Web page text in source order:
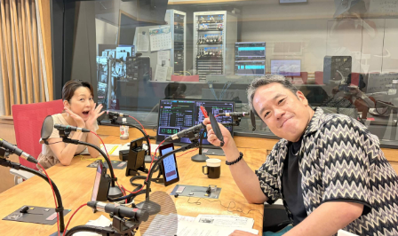
金子「いかにも皇室典範をはじめとして、どんどん支持率が
下がり始めたので、またアベノミクスでバラマキをして甘い
汁をすすってもらって支持率を回復したいって発想しかな
い。なんでそんなことになるのか。もっと言うと、高市さん
を選んだ有権者の責任が問われる」